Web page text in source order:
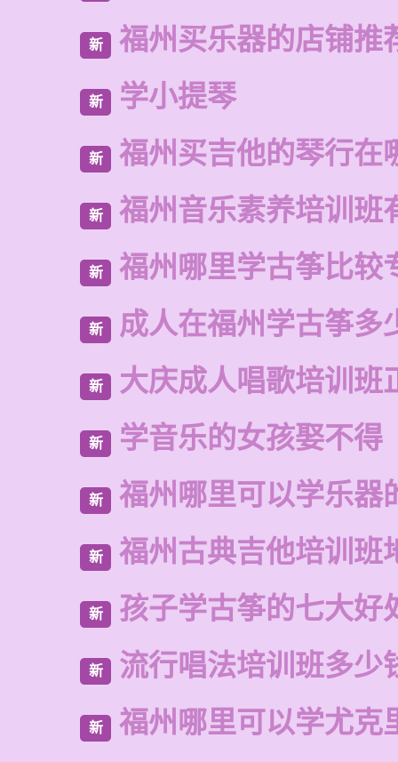
新 福州买乐器的店铺推
新 学小提琴
新 福州买吉他的琴行在
新 福州音乐素养培训班
新 福州哪里学古筝比较
新 成人在福州学古筝多
新 大庆成人唱歌培训班
新 学音乐的女孩娶不得
新 福州哪里可以学乐器
新 福州古典吉他培训班
新 孩子学古筝的七大好
新 流行唱法培训班多少
新 福州哪里可以学尤克